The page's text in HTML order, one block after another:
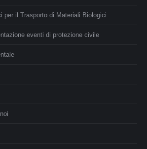
per il Trasporto di Materiali Biologici
eventi di protezione civile